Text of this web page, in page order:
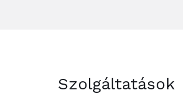
Szolgáltatások